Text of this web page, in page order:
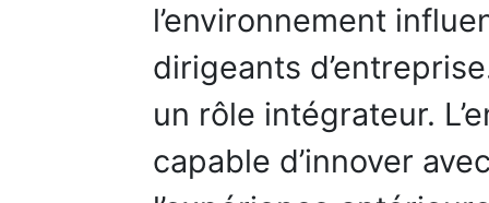
l’environnement
dirigeants
un rôle intégrateur.
capable d’innover